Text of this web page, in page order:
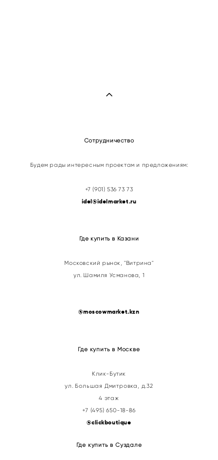
Сотрудничество
Будем рады интересным проектам и предложениям:
+7 (901) 536 73 73
idel@idelmarket.ru
Где купить в Казани
Московский рынок, "Витрина"
ул. Шамиля Усманова, 1
@moscowmarket.kzn
Где купить в Москве
Клик-Бутик
ул. Большая Дмитровка, д.32
4 этаж
+7 (495) 650-18-86
@clickboutique
Где купить в Суздале